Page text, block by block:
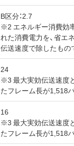
B区分：2.7
※2 エネルギー消費効
れた消費電力を、省エ
伝送速度で除したもの
24
※3 最大実効伝送速度
たフレーム長が1,518
16
※3 最大実効伝送速度
たフレーム長が1,518